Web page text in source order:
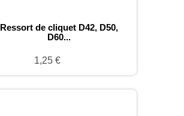
Ressort de cliquet D42, D50,
D60...
1,25 €